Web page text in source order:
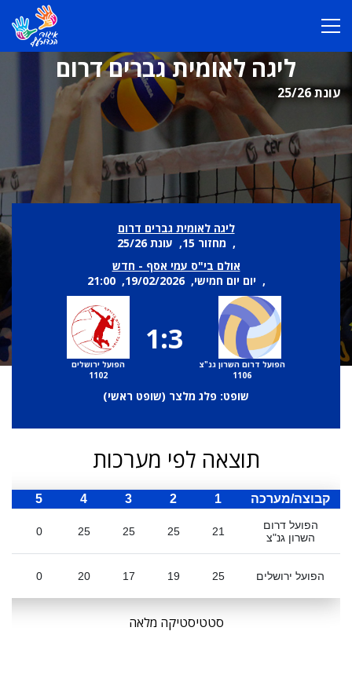
ליגה לאומית גברים דרום
עונת 25/26
ליגה לאומית גברים דרום
, מחזור 15, עונת 25/26
אולם בי"ס עמי אסף - חדש
, יום יום חמישי, 19/02/2026, 21:00
הפועל דרום השרון גנ"צ
1106
1:3
הפועל ירושלים
1102
שופט: פלג מלצר (שופט ראשי)
תוצאה לפי מערכות
קבוצה/מערכה 1
2
3
4
5
הפועל דרום
השרון גנ"צ
21
25
25
25
0
הפועל ירושלים 25
19
17
20
0
סטטיסטיקה מלאה